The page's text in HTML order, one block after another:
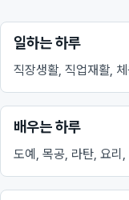
일하는 하루
직장생활, 직업재활,
배우는 하루
도예, 목공, 라탄, 요리